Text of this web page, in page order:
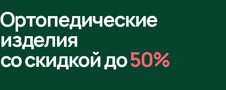
Ортопедические
изделия
со скидкой до50%